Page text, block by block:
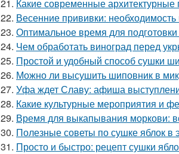
21. Какие современные
22. Весенние прививки:
23. Оптимальное время для
24. Чем обработать виноград перед
25. Простой и удобный способ сушки
26. Можно ли высушить шиповник в
27. Уфа ждет Славу: афиша
28. Какие культурные мероприятия и
29. Время для выкапывания моркови:
30. Полезные советы по сушке яблок в
31. Просто и быстро: рецепт сушки